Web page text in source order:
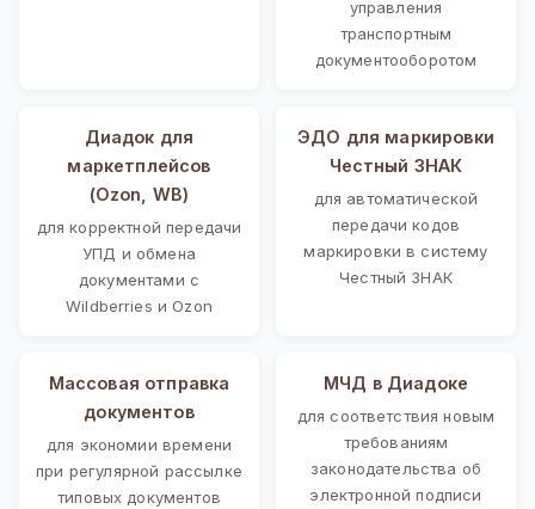
управления
транспортным
документооборотом
Диадок для
маркетплейсов
(Ozon, WB)
для корректной передачи
УПД и обмена
документами с
Wildberries и Ozon
ЭДО для маркировки
Честный ЗНАК
для автоматической
передачи кодов
маркировки в систему
Честный ЗНАК
Массовая отправка
документов
для экономии времени
при регулярной рассылке
типовых документов
МЧД в Диадоке
для соответствия новым
требованиям
законодательства об
электронной подписи